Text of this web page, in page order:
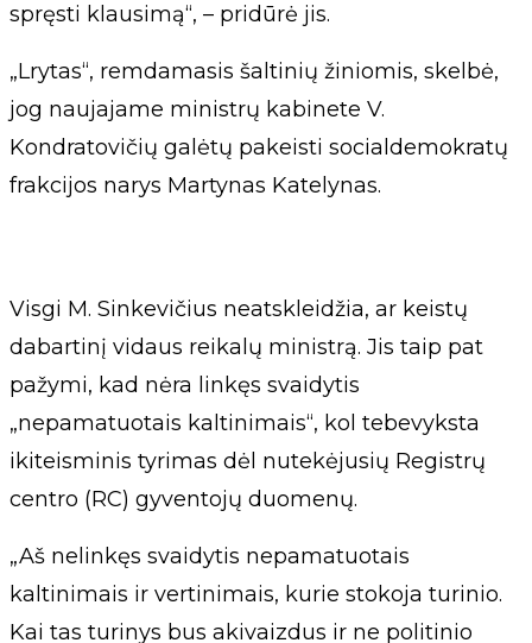
spręsti klausimą“, – pridūrė jis.
„Lrytas“, remdamasis šaltinių žiniomis, skelbė,
jog naujajame ministrų kabinete V.
Kondratovičių galėtų pakeisti socialdemokratų
frakcijos narys Martynas Katelynas.
Visgi M. Sinkevičius neatskleidžia, ar keistų
dabartinį vidaus reikalų ministrą. Jis taip pat
pažymi, kad nėra linkęs svaidytis
„nepamatuotais kaltinimais“, kol tebevyksta
ikiteisminis tyrimas dėl nutekėjusių Registrų
centro (RC) gyventojų duomenų.
„Aš nelinkęs svaidytis nepamatuotais
kaltinimais ir vertinimais, kurie stokoja turinio.
Kai tas turinys bus akivaizdus ir ne politinio